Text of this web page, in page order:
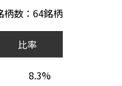
柄数：64銘柄
比率
8.3%